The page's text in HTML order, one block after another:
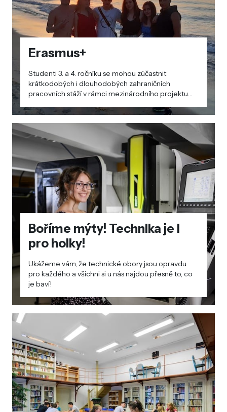
Erasmus+
Studenti 3. a 4. ročníku se mohou zúčastnit
krátkodobých i dlouhodobých zahraničních
pracovních stáží v rámci mezinárodního projektu
školního roku 2018/2019.
Boříme mýty! Technika je i
pro holky!
Ukážeme vám, že technické obory jsou opravdu
pro každého a všichni si u nás najdou přesně to, co
je baví!